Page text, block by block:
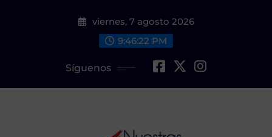
viernes, 7 agosto 2026
9:46:23 PM
Síguenos